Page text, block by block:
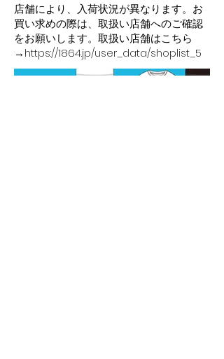
店舗により、入荷状況が異なります。お
買い求めの際は、取扱い店舗へのご確認
をお願いします。取扱い店舗はこちら
→https://1864.jp/user_data/shoplist_5